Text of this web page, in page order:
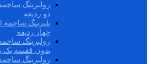
رولبرینگ
دو ردیفه
بلبرینگ ساچمه
چهار ردیفه
رولبرینگ
بدون قفسه یک
رولبرینگ